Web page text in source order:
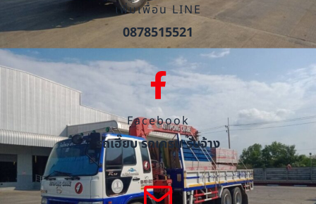
เพิ่มเพื่อน LINE
0878515521
Facebook
รถเฮี๊ยบ รถเครน รับจ้าง